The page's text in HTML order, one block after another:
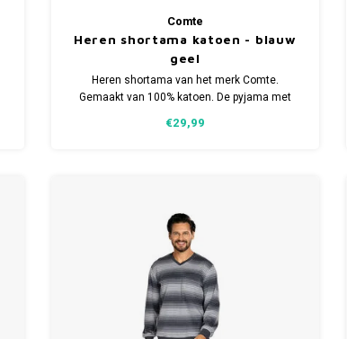
Comte
Heren shortama katoen - blauw
geel
Heren shortama van het merk Comte.
Gemaakt van 100% katoen. De pyjama met
dessin.
€29,99